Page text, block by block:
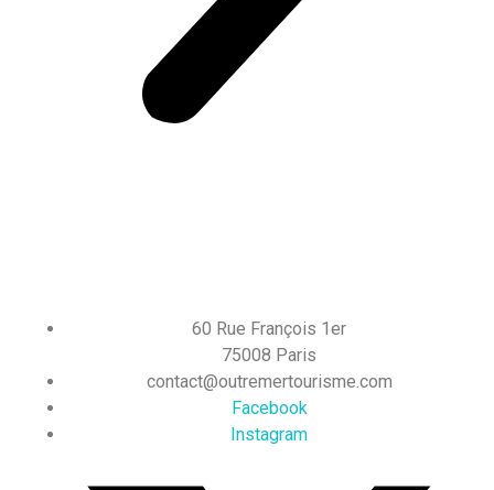
60 Rue François 1er
75008 Paris
contact@outremertourisme.com
Facebook
Instagram